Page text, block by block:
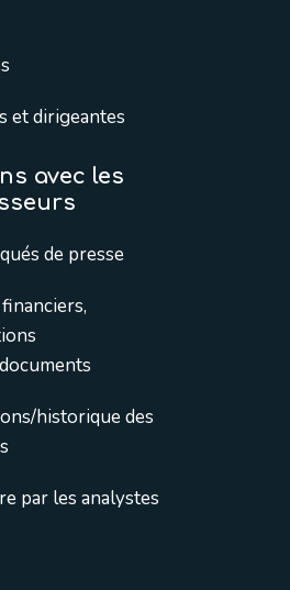
et dirigeantes
avec les
de presse
historique des
par les analystes